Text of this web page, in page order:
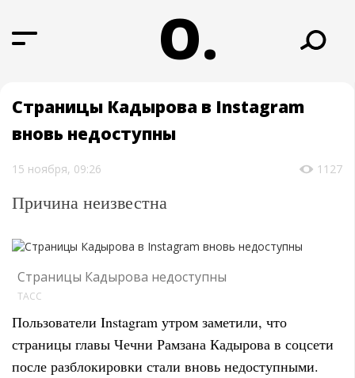
О.
Страницы Кадырова в Instagram
вновь недоступны
15 ноября, 09:26 1127
Причина неизвестна
Страницы Кадырова недоступны
ТАСС
Пользователи Instagram утром заметили, что
страницы главы Чечни Рамзана Кадырова в соцсети
после разблокировки стали вновь недоступными.